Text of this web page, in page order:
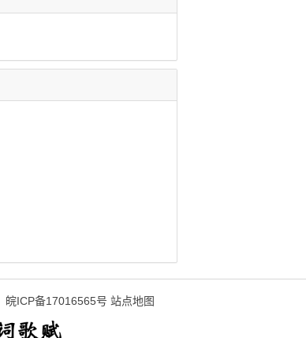
皖ICP备17016565号 站点地图